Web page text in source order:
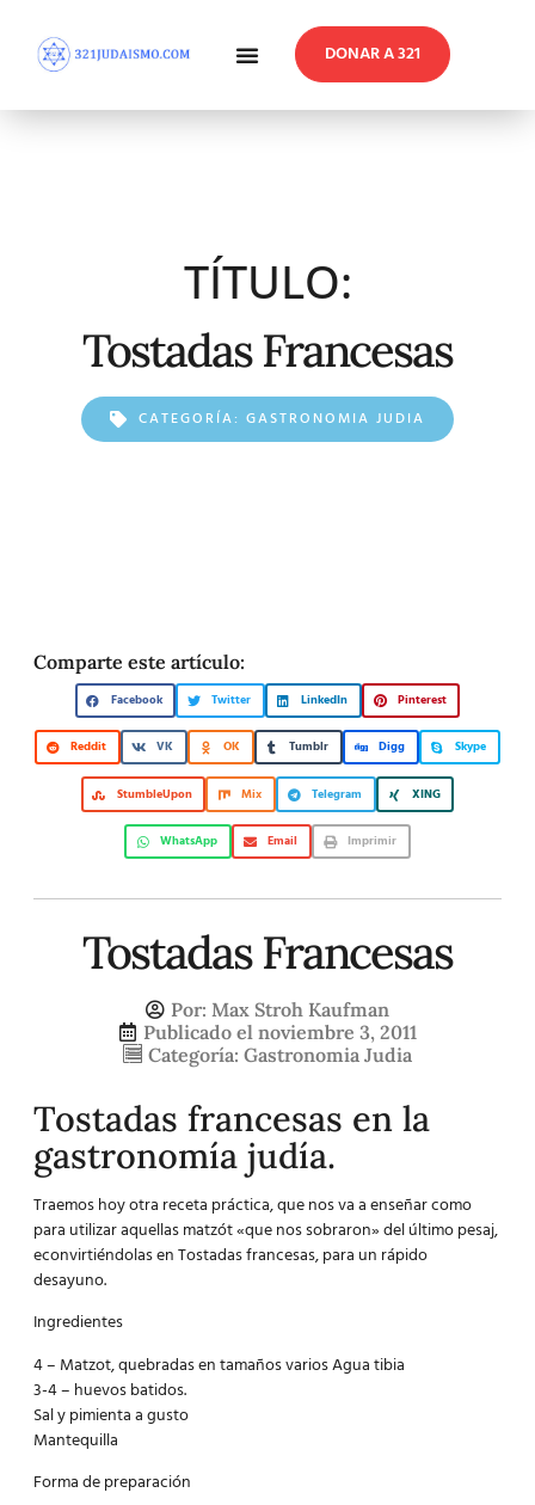
DONAR A 321
TÍTULO:
Tostadas Francesas
CATEGORÍA: GASTRONOMIA JUDIA
Comparte este artículo:
Facebook Twitter LinkedIn Pinterest
Reddit VK OK Tumblr Digg Skype
StumbleUpon Mix Telegram XING
WhatsApp Email Imprimir
Tostadas Francesas
Por: Max Stroh Kaufman
Publicado el noviembre 3, 2011
Categoría: Gastronomia Judia
Tostadas francesas en la
gastronomía judía.
Traemos hoy otra receta práctica, que nos va a enseñar como
para utilizar aquellas matzót «que nos sobraron» del último pesaj,
econvirtiéndolas en Tostadas francesas, para un rápido
desayuno.
Ingredientes
4 – Matzot, quebradas en tamaños varios Agua tibia
3-4 – huevos batidos.
Sal y pimienta a gusto
Mantequilla
Forma de preparación